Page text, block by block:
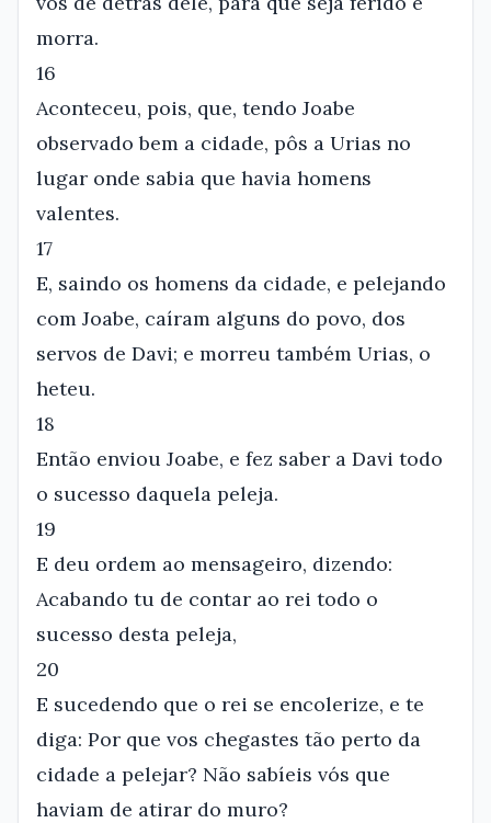
morra.
16
Aconteceu, pois, que, tendo Joabe
observado bem a cidade, pôs a Urias no
lugar onde sabia que havia homens
valentes.
17
E, saindo os homens da cidade, e pelejando
com Joabe, caíram alguns do povo, dos
servos de Davi; e morreu também Urias, o
heteu.
18
Então enviou Joabe, e fez saber a Davi todo
o sucesso daquela peleja.
19
E deu ordem ao mensageiro, dizendo:
Acabando tu de contar ao rei todo o
sucesso desta peleja,
20
E sucedendo que o rei se encolerize, e te
diga: Por que vos chegastes tão perto da
cidade a pelejar? Não sabíeis vós que
haviam de atirar do muro?